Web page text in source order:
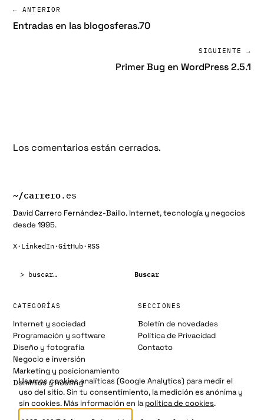
← ANTERIOR
Entradas en las blogosferas.70
SIGUIENTE →
Primer Bug en WordPress 2.5.1
Los comentarios están cerrados.
~/carrero.es
David Carrero Fernández-Baillo. Internet, tecnología y negocios
desde 1995.
X· LinkedIn·GitHub· RSS
Buscar
CATEGORÍAS
Internet y sociedad
Programación y software
Diseño y fotografía
Negocio e inversión
Marketing y posicionamiento
Dominios y hosting
SECCIONES
Boletín de novedades
Política de Privacidad
Contacto
Usamos cookies analíticas (Google Analytics) para medir el
uso del sitio. Sin tu consentimiento, la medición es anónima y
sin cookies. Más información en lapolítica de cookies.